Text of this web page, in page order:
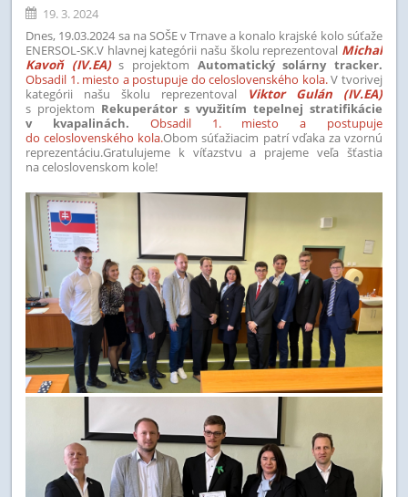
19. 3. 2024
Dnes, 19.03.2024 sa na SOŠE v Trnave a konalo krajské kolo súťaže
ENERSOL-SK.V hlavnej kategórii našu školu reprezentoval Michal
Kavoň (IV.EA)s projektom Automatický solárny tracker.
Obsadil 1. miesto a postupuje do celoslovenského kola.V tvorivej
kategórii našu školu reprezentoval
Viktor Gulán (IV.EA)
s projektom Rekuperátor s využitím tepelnej stratifikácie
v kvapalinách.
Obsadil 1. miesto a postupuje
do celoslovenského kola.Obom súťažiacim patrí vďaka za vzornú
reprezentáciu.Gratulujeme k víťazstvu a prajeme veľa šťastia
na celoslovenskom kole!